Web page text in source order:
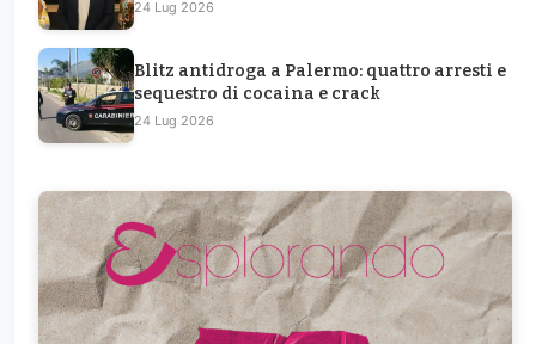
24 Lug 2026
Blitz antidroga a Palermo: quattro arresti e
sequestro di cocaina e crack
24 Lug 2026